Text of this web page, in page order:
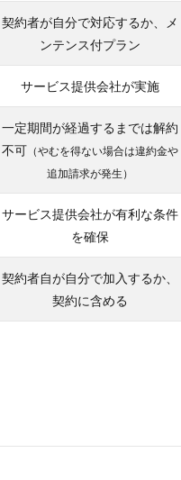
契約者が自分で対応するか、メ
ンテンス付プラン
サービス提供会社が実施
一定期間が経過するまでは解約
不可（やむを得ない場合は違約金や
追加請求が発生）
サービス提供会社が有利な条件
を確保
契約者自が自分で加入するか、
契約に含める